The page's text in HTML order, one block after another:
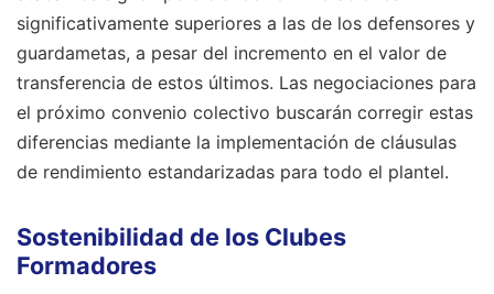
significativamente superiores a las de los defensores y
guardametas, a pesar del incremento en el valor de
transferencia de estos últimos. Las negociaciones para
el próximo convenio colectivo buscarán corregir estas
diferencias mediante la implementación de cláusulas
de rendimiento estandarizadas para todo el plantel.
Sostenibilidad de los Clubes
Formadores